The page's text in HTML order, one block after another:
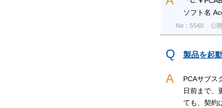
ソフト名
No：5540 公
製品を起
PCAサブス
日前まで、
ても、契約